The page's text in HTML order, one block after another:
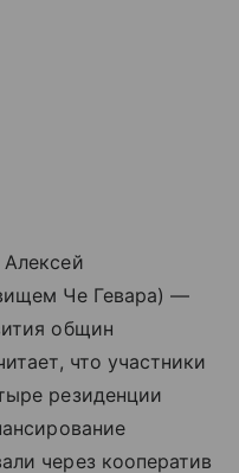
Че Гевара) —
общин
что участники
резиденции
через кооператив